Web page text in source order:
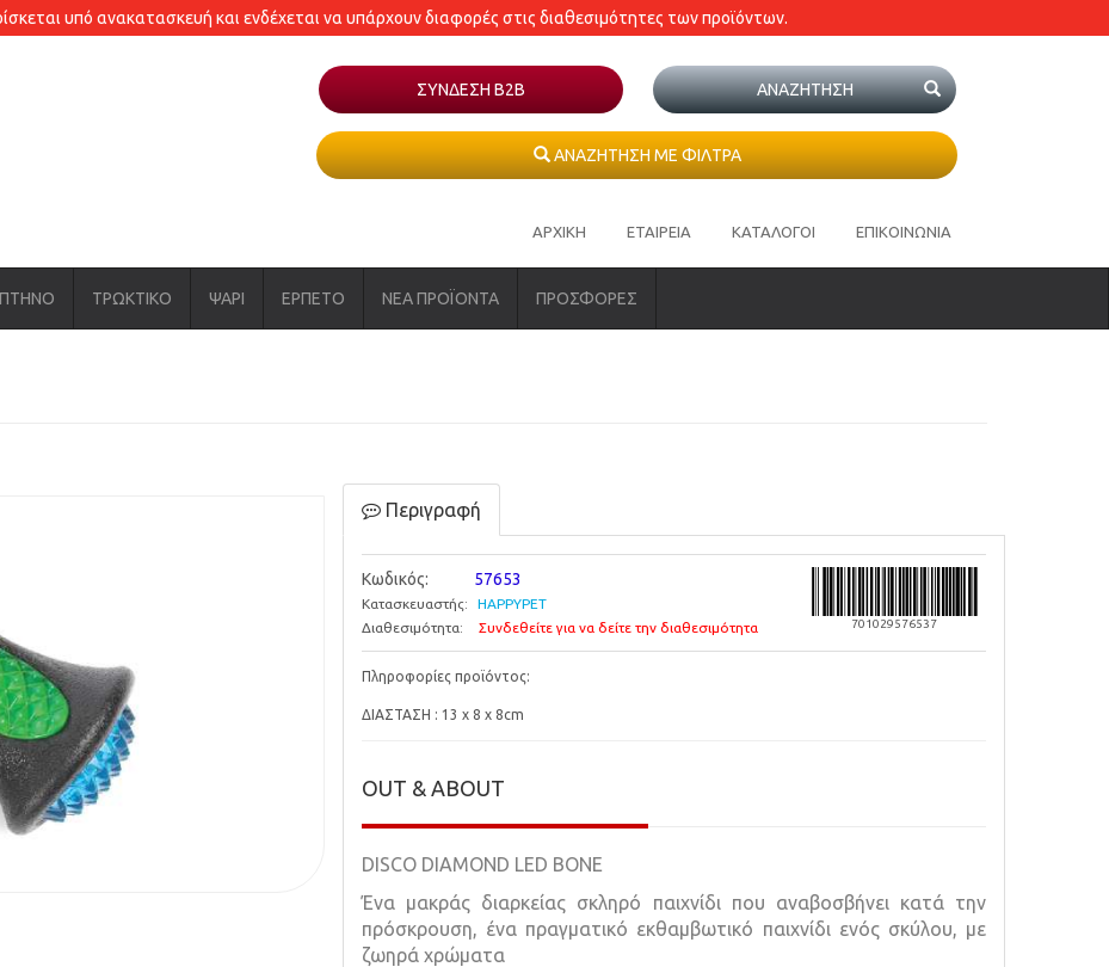
υπό ανακατασκευή και ενδέχεται να υπάρχουν διαφορές στις διαθεσιμότητες των προϊόντων.
ΣΥΝΔΕΣΗ Β2Β
ΑΝΑΖΗΤΗΣΗ ΜΕ ΦΙΛΤΡΑ
ΑΡΧΙΚΗ ΕΤΑΙΡΕΙΑ ΚΑΤΑΛΟΓΟΙ ΕΠΙΚΟΙΝΩΝΙΑ
ΠΤΗΝΟ ΤΡΩΚΤΙΚΟ ΨΑΡΙ ΕΡΠΕΤΟ ΝΕΑ ΠΡΟΪΟΝΤΑ ΠΡΟΣΦΟΡΕΣ
Περιγραφή
Κωδικός: 57653
Κατασκευαστής:
HAPPYPET
Διαθεσιμότητα:
Συνδεθείτε για να δείτε την διαθεσιμότητα 701029576537
Πληροφορίες προϊόντος:
ΔΙΑΣΤΑΣΗ : 13 x 8 x 8cm
OUT & ABOUT
DISCO DIAMOND LED BONE
Ένα μακράς διαρκείας σκληρό παιχνίδι που αναβοσβήνει κατά την
πρόσκρουση, ένα πραγματικό εκθαμβωτικό παιχνίδι ενός σκύλου, με
ζωηρά χρώματα